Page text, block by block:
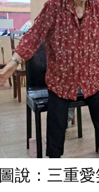
圖說：三重